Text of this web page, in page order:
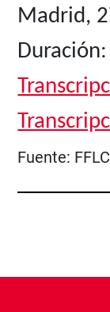
Madrid,
Fuente: FFLC